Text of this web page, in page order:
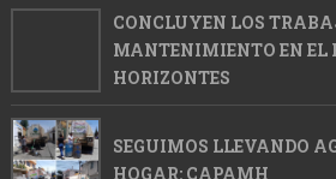
CONCLUYEN LOS
MANTENIMIENTO EN EL
HORIZONTES
SEGUIMOS LLEVANDO
HOGAR: CAPAMH